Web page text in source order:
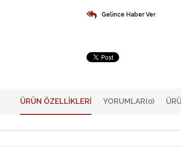
Gelince Haber Ver
ÜRÜN ÖZELLIKLERI YORUMLAR(0)